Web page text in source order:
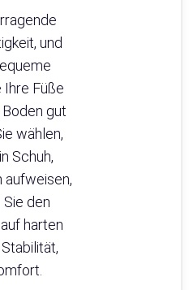
und
Ihre Füße
gut
wählen,
Schuh,
aufweisen,
den
harten